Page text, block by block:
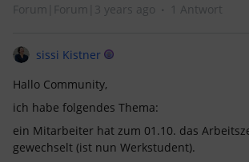
Forum|Forum|3 years ago 1 Antwort
sissi Kistner
Hallo Community,
ich habe folgendes Thema:
ein Mitarbeiter hat zum 01.10. das
gewechselt (ist nun Werkstudent).